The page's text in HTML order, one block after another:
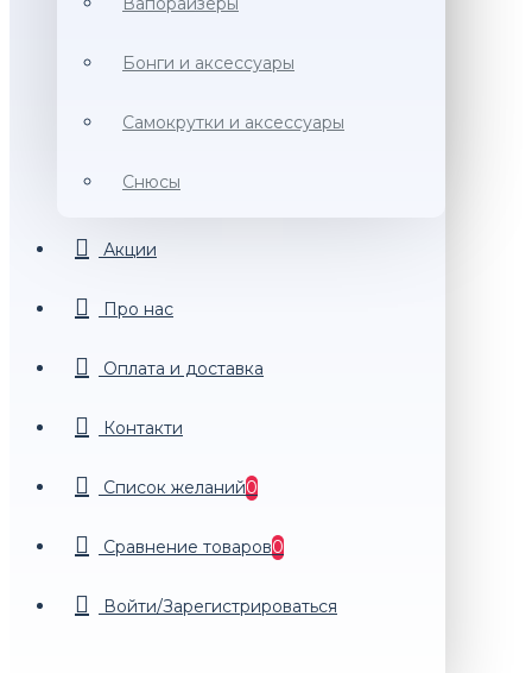
Бонги и аксессуары
Самокрутки и аксессуары
Снюсы
Акции
Про нас
Оплата и доставка
Контакти
Список желаний0
Сравнение товаров0
Войти/Зарегистрироваться